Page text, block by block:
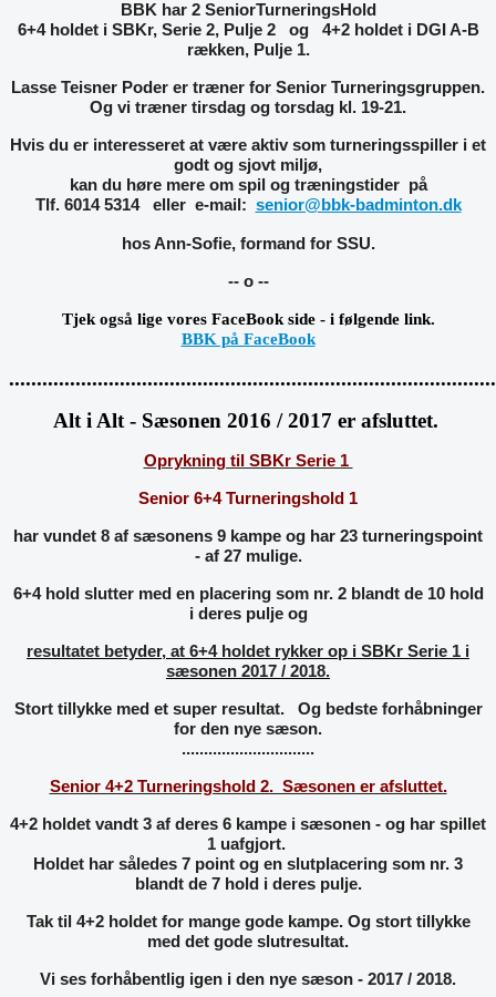
BBK har 2 SeniorTurneringsHold
6+4 holdet i SBKr, Serie 2, Pulje 2 og 4+2 holdet i DGI A-B
rækken, Pulje 1.
Lasse Teisner Poder er træner for Senior Turneringsgruppen.
Og vi træner tirsdag og torsdag kl. 19-21.
Hvis du er interesseret at være aktiv som turneringsspiller i et
godt og sjovt miljø,
kan du høre mere om spil og træningstider på
Tlf. 6014 5314 eller e-mail: senior@bbk-badminton.dk
hos Ann-Sofie, formand for SSU.
-- o --
Tjek også lige vores FaceBook side - i følgende link.
BBK på FaceBook
Alt i Alt - Sæsonen 2016 / 2017 er afsluttet.
Oprykning til SBKr Serie 1
Senior 6+4 Turneringshold 1
har vundet 8 af sæsonens 9 kampe og har 23 turneringspoint
- af 27 mulige.
6+4 hold slutter med en placering som nr. 2 blandt de 10 hold
i deres pulje og
resultatet betyder, at 6+4 holdet rykker op i SBKr Serie 1 i
sæsonen 2017 / 2018.
Stort tillykke med et super resultat. Og bedste forhåbninger
for den nye sæson.
..............................
Senior 4+2 Turneringshold 2. Sæsonen er afsluttet.
4+2 holdet vandt 3 af deres 6 kampe i sæsonen - og har spillet
1 uafgjort.
Holdet har således 7 point og en slutplacering som nr. 3
blandt de 7 hold i deres pulje.
Tak til 4+2 holdet for mange gode kampe. Og stort tillykke
med det gode slutresultat.
Vi ses forhåbentlig igen i den nye sæson - 2017 / 2018.